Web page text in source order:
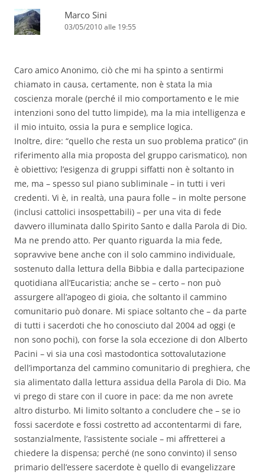
Marco Sini
03/05/2010 alle 19:55
Caro amico Anonimo, ciò che mi ha spinto a sentirmi
chiamato in causa, certamente, non è stata la mia
coscienza morale (perché il mio comportamento e le mie
intenzioni sono del tutto limpide), ma la mia intelligenza e
il mio intuito, ossia la pura e semplice logica.
Inoltre, dire: “quello che resta un suo problema pratico” (in
riferimento alla mia proposta del gruppo carismatico), non
è obiettivo; l’esigenza di gruppi siffatti non è soltanto in
me, ma – spesso sul piano subliminale – in tutti i veri
credenti. Vi è, in realtà, una paura folle – in molte persone
(inclusi cattolici insospettabili) – per una vita di fede
davvero illuminata dallo Spirito Santo e dalla Parola di Dio.
Ma ne prendo atto. Per quanto riguarda la mia fede,
sopravvive bene anche con il solo cammino individuale,
sostenuto dalla lettura della Bibbia e dalla partecipazione
quotidiana all’Eucaristia; anche se – certo – non può
assurgere all’apogeo di gioia, che soltanto il cammino
comunitario può donare. Mi spiace soltanto che – da parte
di tutti i sacerdoti che ho conosciuto dal 2004 ad oggi (e
non sono pochi), con forse la sola eccezione di don Alberto
Pacini – vi sia una così mastodontica sottovalutazione
dell’importanza del cammino comunitario di preghiera, che
sia alimentato dalla lettura assidua della Parola di Dio. Ma
vi prego di stare con il cuore in pace: da me non avrete
altro disturbo. Mi limito soltanto a concludere che – se io
fossi sacerdote e fossi costretto ad accontentarmi di fare,
sostanzialmente, l’assistente sociale – mi affretterei a
chiedere la dispensa; perché (ne sono convinto) il senso
primario dell’essere sacerdote è quello di evangelizzare